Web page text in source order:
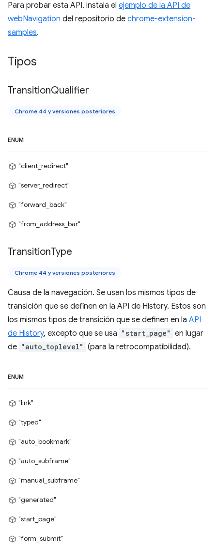
Para probar esta API, instala el ejemplo de la API de
webNavigation del repositorio de chrome-extension-
samples.
Tipos
TransitionQualifier
Chrome 44 y versiones posteriores
ENUM
"client_redirect"
"server_redirect"
"forward_back"
"from_address_bar"
TransitionType
Chrome 44 y versiones posteriores
Causa de la navegación. Se usan los mismos tipos de
transición que se definen en la API de History. Estos son
los mismos tipos de transición que se definen en la API
de History, excepto que se usa "start_page" en lugar
de "auto_toplevel" (para la retrocompatibilidad).
ENUM
"link"
"typed"
"auto_bookmark"
"auto_subframe"
"manual_subframe"
"generated"
"start_page"
"form_submit"